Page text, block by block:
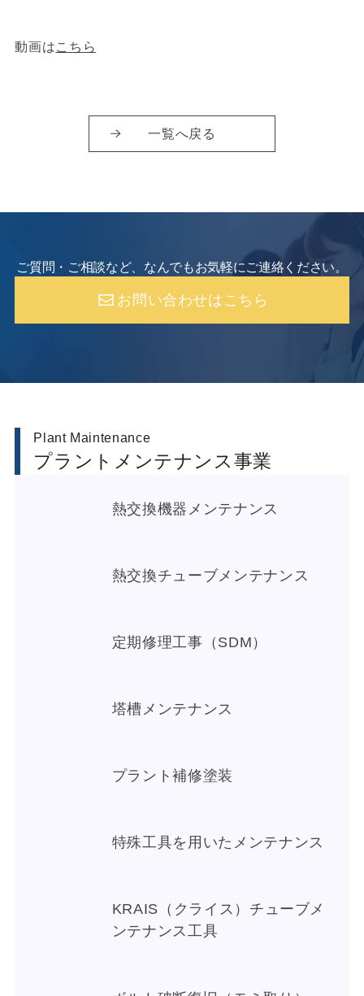
動画は こちら
一覧へ戻る
ご質問・ご相談など、なんでもお気軽にご連絡ください。
お問い合わせはこちら
Plant Maintenance
プラントメンテナンス事業
熱交換機器メンテナンス
熱交換チューブメンテナンス
定期修理工事（SDM）
塔槽メンテナンス
プラント補修塗装
特殊工具を用いたメンテナンス
KRAIS（クライス）チューブメ
ンテナンス工具